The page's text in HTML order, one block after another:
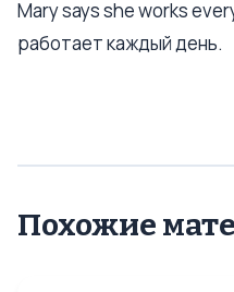
Mary says she works
работает каждый день.
Похожие